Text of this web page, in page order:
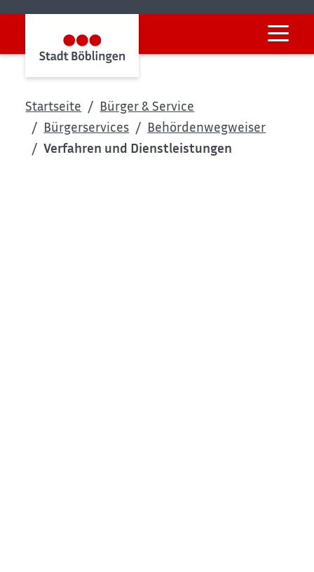
Startseite
Bürger & Service
Bürgerservices
Behördenwegweiser
Verfahren und Dienstleistungen